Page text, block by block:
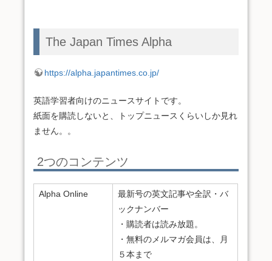
The Japan Times Alpha
https://alpha.japantimes.co.jp/
英語学習者向けのニュースサイトです。
紙面を購読しないと、トップニュースくらいしか見れ
ません。。
2つのコンテンツ
Alpha Online
最新号の英文記事や全訳・バ
ックナンバー
・購読者は読み放題。
・無料のメルマガ会員は、月
５本まで